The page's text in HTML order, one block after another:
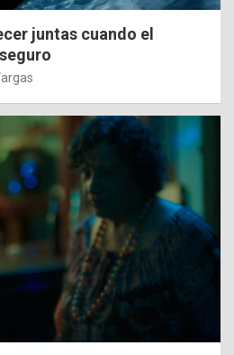
juntas cuando el